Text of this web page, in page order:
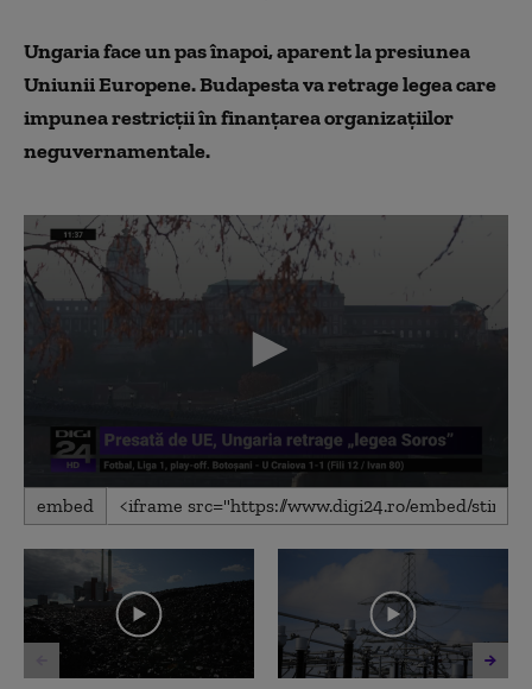
Ungaria face un pas înapoi, aparent la presiunea
Uniunii Europene. Budapesta va retrage legea care
impunea restricții în finanțarea organizațiilor
neguvernamentale.
0
seconds
39
seconds
embed